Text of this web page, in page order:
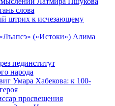
слова
штрих к исчезающему
(«Истоки») Алима
пединститут
народа
Умара Хабекова: к 100-
просвещения